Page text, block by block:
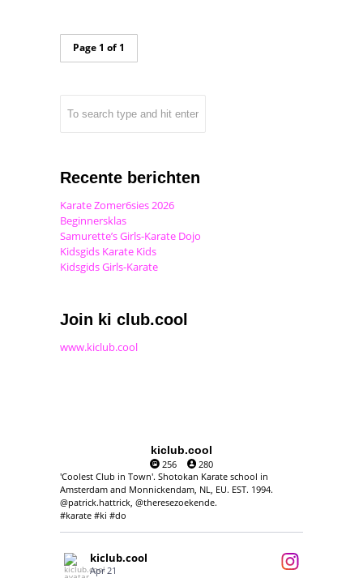
Page 1 of 1
Recente berichten
Karate Zomer6sies 2026
Beginnersklas
Samurette’s Girls-Karate Dojo
Kidsgids Karate Kids
Kidsgids Girls-Karate
Join ki club.cool
www.kiclub.cool
kiclub.cool
256
280
'Coolest Club in Town'. Shotokan Karate school in
Amsterdam and Monnickendam, NL, EU. EST. 1994.
@patrick.hattrick, @theresezoekende.
#karate #ki #do
kiclub.cool
Apr 21